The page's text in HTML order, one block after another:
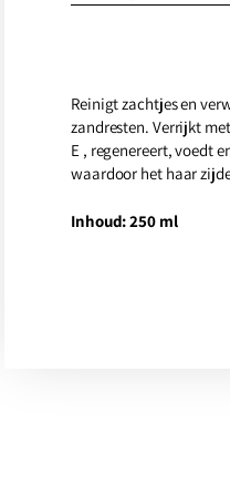
Reinigt zachtjes en
zandresten. Verrijkt
E , regenereert, voedt
waardoor het haar
Inhoud: 250 ml